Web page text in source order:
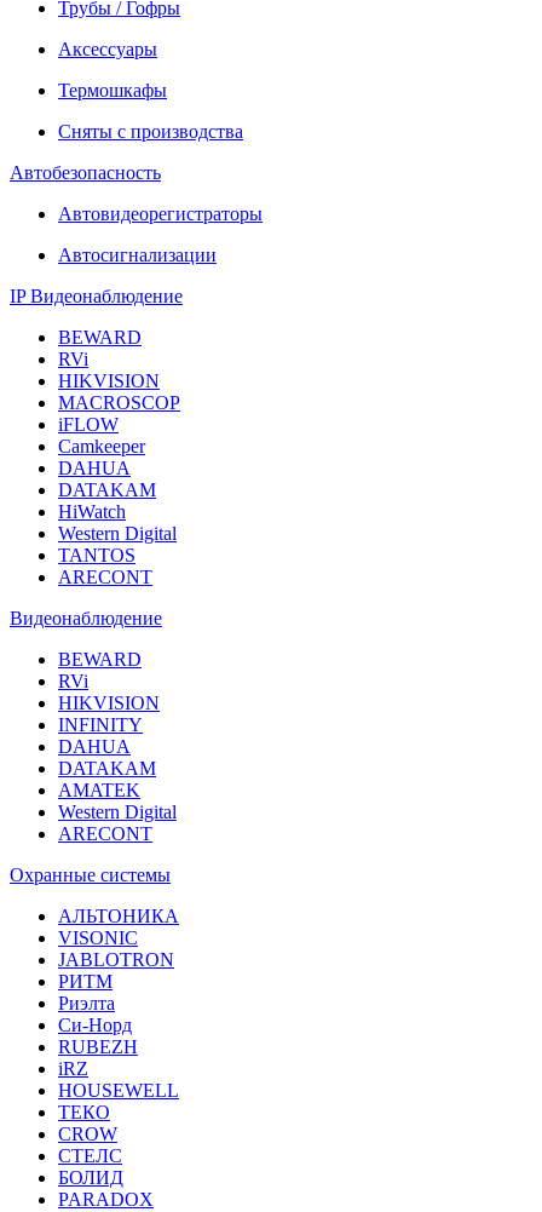
Трубы / Гофры
Аксессуары
Термошкафы
Сняты с производства
Автобезопасность
Автовидеорегистраторы
Автосигнализации
IP Видеонаблюдение
BEWARD
RVi
HIKVISION
MACROSCOP
iFLOW
Camkeeper
DAHUA
DATAKAM
HiWatch
Western Digital
TANTOS
ARECONT
Видеонаблюдение
BEWARD
RVi
HIKVISION
INFINITY
DAHUA
DATAKAM
AMATEK
Western Digital
ARECONT
Охранные системы
АЛЬТОНИКА
VISONIC
JABLOTRON
РИТМ
Риэлта
Си-Норд
RUBEZH
iRZ
HOUSEWELL
ТЕКО
CROW
СТЕЛС
БОЛИД
PARADOX